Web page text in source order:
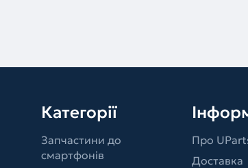
Категорії
Запчастини до
смартфонів
Про
Доставка